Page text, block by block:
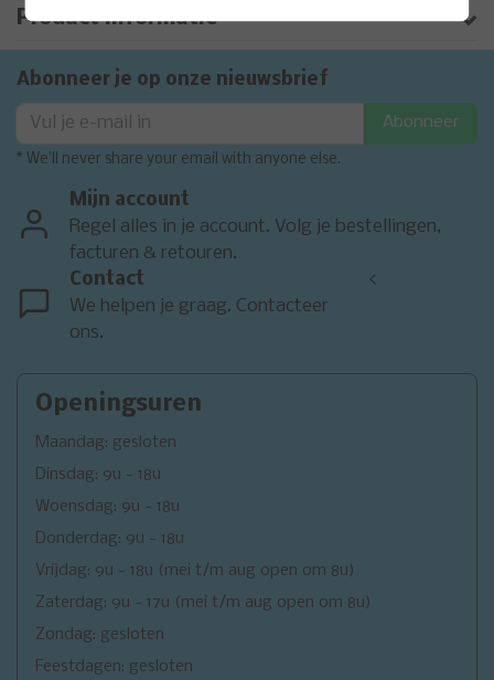
Product informatie
Abonneer je op onze nieuwsbrief
Abonneer
* We'll never share your email with anyone else.
Mijn account
Regel alles in je account. Volg je bestellingen,
facturen & retouren.
Contact
We helpen je graag. Contacteer
ons.
<
Openingsuren
Maandag: gesloten
Dinsdag: 9u - 18u
Woensdag: 9u - 18u
Donderdag: 9u - 18u
Vrijdag: 9u - 18u (mei t/m aug open om 8u)
Zaterdag: 9u - 17u (mei t/m aug open om 8u)
Zondag: gesloten
Feestdagen: gesloten